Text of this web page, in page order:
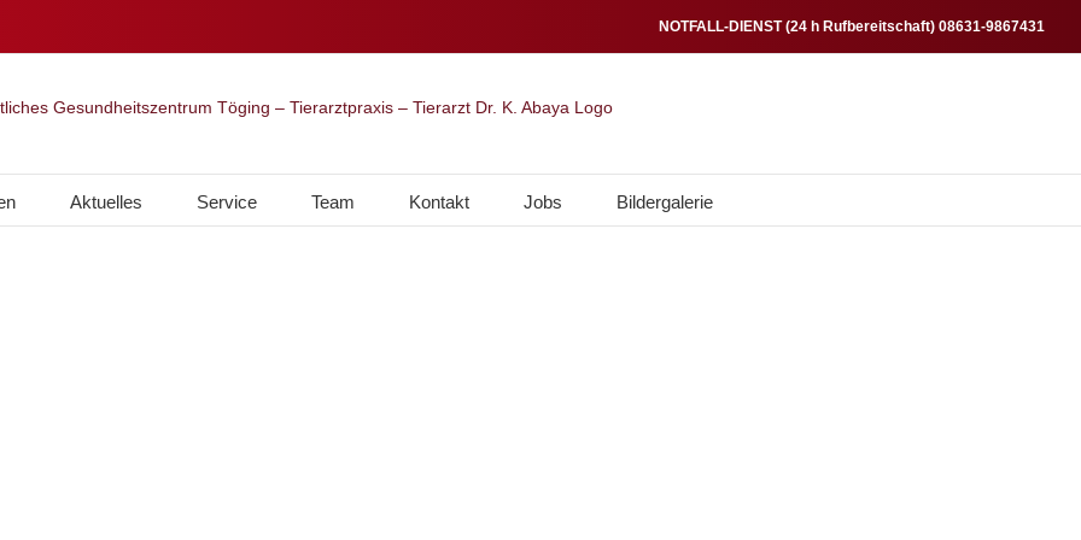
NOTFALL-DIENST (24 h Rufbereitschaft) 08631-9867431
Aktuelles Service Team Kontakt Jobs Bildergalerie